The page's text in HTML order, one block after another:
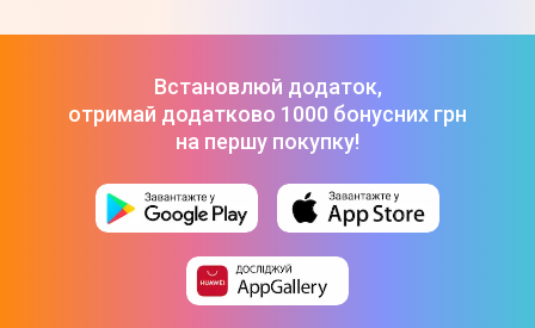
Встановлюй додаток,
отримай додатково 1000 бонусних грн
на першу покупку!